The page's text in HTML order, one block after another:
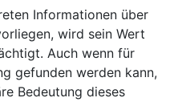
Informationen über
wird sein Wert
Auch wenn für
gefunden werden kann,
Bedeutung dieses